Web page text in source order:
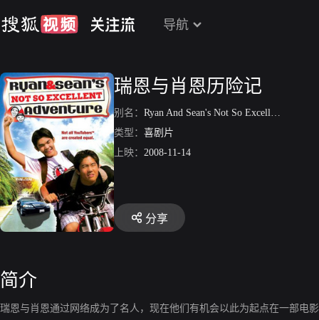
导航
瑞恩与肖恩历险记
别名： Ryan And Sean's Not So Excellent Adventure
类型： 喜剧片
上映： 2008-11-14
分享
简介
瑞恩与肖恩通过网络成为了名人，现在他们有机会以此为起点在一部电